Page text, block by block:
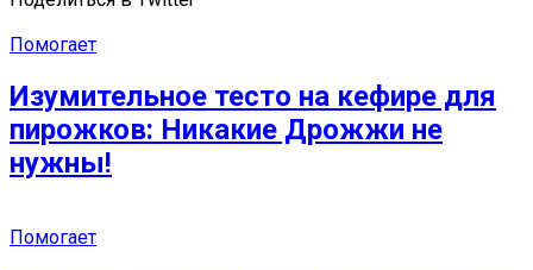
Помогает
Изумительное тесто на кефире для
пирожков: Никакие Дрожжи не
нужны!
Помогает